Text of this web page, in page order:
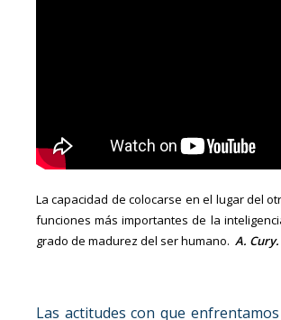
La capacidad de colocarse en el lugar del
funciones más importantes de la
grado de madurez del ser humano. A. Cury.
Las actitudes con que